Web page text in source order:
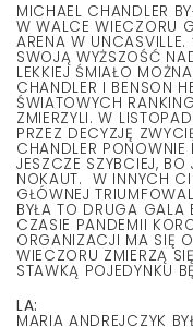
MICHAEL CHANDLER
W WALCE WIECZORU
ARENA W
SWOJĄ WYŻSZOŚĆ
LEKKIEJ ŚMIAŁO
CHANDLER I BENSON
ŚWIATOWYCH
ZMIERZYLI. W
PRZEZ DECYZJĘ
CHANDLER PONOWNIE
JESZCZE SZYBCIEJ, BO
NOKAUT. W INNYCH
GŁÓWNEJ
BYŁA TO DRUGA GALA
CZASIE PANDEMII
ORGANIZACJI MA SIĘ
WIECZORU ZMIERZĄ
STAWKĄ POJEDYNKU
LA:
MARIA ANDREJCZYK